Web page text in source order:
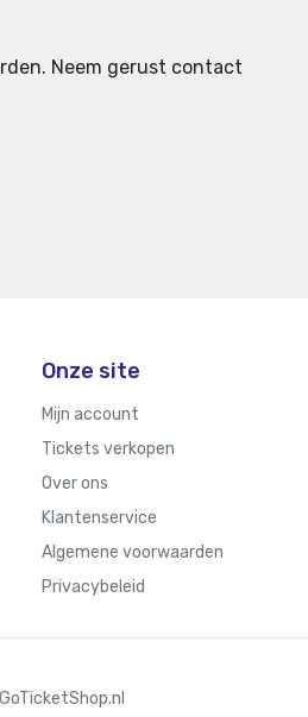
Neem gerust contact
Onze site
Mijn account
Tickets verkopen
Over ons
Klantenservice
Algemene voorwaarden
Privacybeleid